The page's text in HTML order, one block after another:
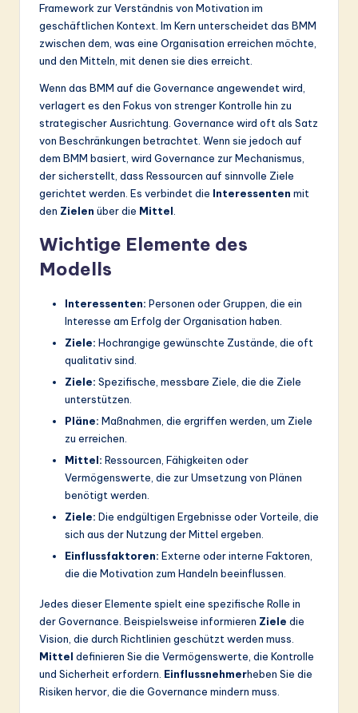
ti
o
Framework zur Verständnis von Motivation im
geschäftlichen Kontext. Im Kern unterscheidet das BMM
zwischen dem, was eine Organisation erreichen möchte,
und den Mitteln, mit denen sie dies erreicht.
Wenn das BMM auf die Governance angewendet wird,
verlagert es den Fokus von strenger Kontrolle hin zu
strategischer Ausrichtung. Governance wird oft als Satz
von Beschränkungen betrachtet. Wenn sie jedoch auf
dem BMM basiert, wird Governance zur Mechanismus,
der sicherstellt, dass Ressourcen auf sinnvolle Ziele
gerichtet werden. Es verbindet die Interessenten mit
den Zielen über die Mittel
Wichtige Elemente des
Modells
Interessenten: Personen oder Gruppen, die ein
Interesse am Erfolg der Organisation haben.
Ziele: Hochrangige gewünschte Zustände, die oft
qualitativ sind.
Ziele: Spezifische, messbare Ziele, die die Ziele
unterstützen.
Pläne: Maßnahmen, die ergriffen werden, um Ziele
zu erreichen.
Mittel: Ressourcen, Fähigkeiten oder
Vermögenswerte, die zur Umsetzung von Plänen
benötigt werden.
Ziele: Die endgültigen Ergebnisse oder Vorteile, die
sich aus der Nutzung der Mittel ergeben.
Einflussfaktoren: Externe oder interne Faktoren,
die die Motivation zum Handeln beeinflussen.
Jedes dieser Elemente spielt eine spezifische Rolle in
der Governance. Beispielsweise informieren Ziele die
Vision, die durch Richtlinien geschützt werden muss.
Mittel definieren Sie die Vermögenswerte, die Kontrolle
und Sicherheit erfordern. Einflussnehmerheben Sie die
Risiken hervor, die die Governance mindern muss.